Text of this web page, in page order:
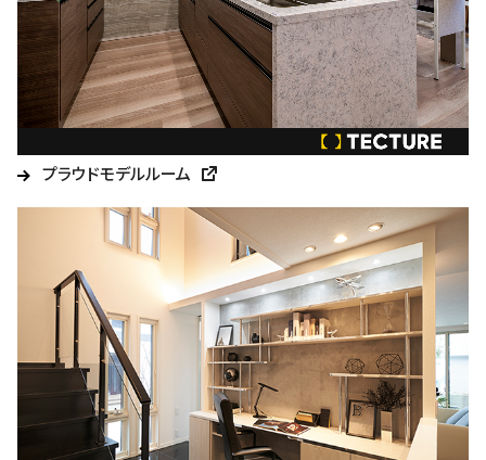
プラウドモデルルーム